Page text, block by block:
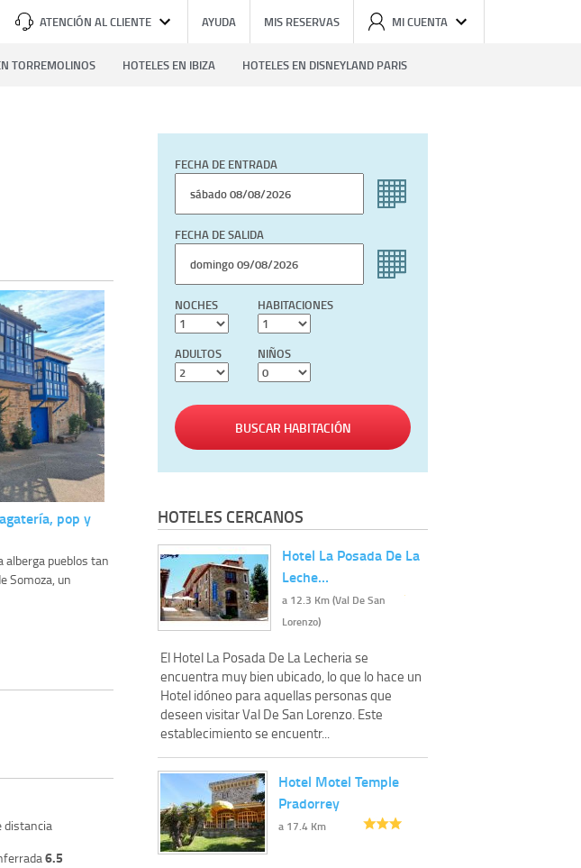
ATENCIÓN AL CLIENTE AYUDA MIS RESERVAS MI CUENTA
TORREMOLINOS HOTELES EN IBIZA HOTELES EN DISNEYLAND PARIS
pop y
alberga pueblos tan
Somoza, un
distancia
6.5
FECHA DE ENTRADA
FECHA DE SALIDA
NOCHES HABITACIONES
ADULTOS NIÑOS
BUSCAR HABITACIÓN
HOTELES CERCANOS
Hotel La Posada De La
Leche…
a 12.3 Km (Val De San
Lorenzo)
El Hotel La Posada De La Lecheria se
encuentra muy bien ubicado, lo que lo hace un
Hotel idóneo para aquellas personas que
deseen visitar Val De San Lorenzo. Este
establecimiento se encuentr...
Hotel Motel Temple
Pradorrey
a 17.4 Km